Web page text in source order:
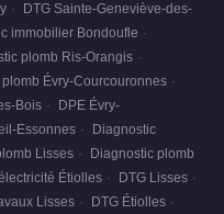
·
DTG Sainte-Geneviève-des-
immobilier Bondoufle ·
plomb Ris-Orangis ·
plomb Évry-Courcouronnes ·
Bois ·
DPE Évry-
Essonnes ·
Diagnostic
Lisses ·
Diagnostic plomb
Étiolles · DTG Lisses ·
Lisses · DTG Étiolles ·